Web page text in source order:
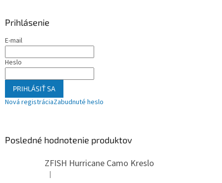
Prihlásenie
E-mail
Heslo
PRIHLÁSIŤ SA
Nová registráciaZabudnuté heslo
Posledné hodnotenie produktov
ZFISH Hurricane Camo Kreslo
Hodnotenie produktu je 5 z 5 hviezdičiek.
|